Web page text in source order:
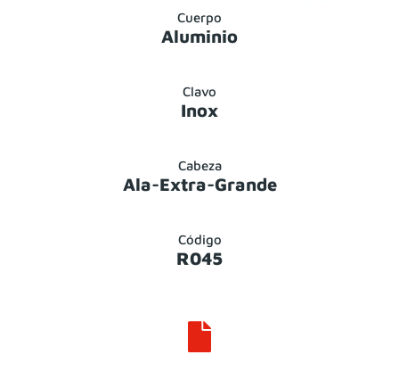
Cuerpo
Aluminio
Clavo
Inox
Cabeza
Ala-Extra-Grande
Código
R045
